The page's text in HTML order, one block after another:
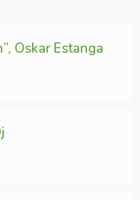
Oskar Estanga